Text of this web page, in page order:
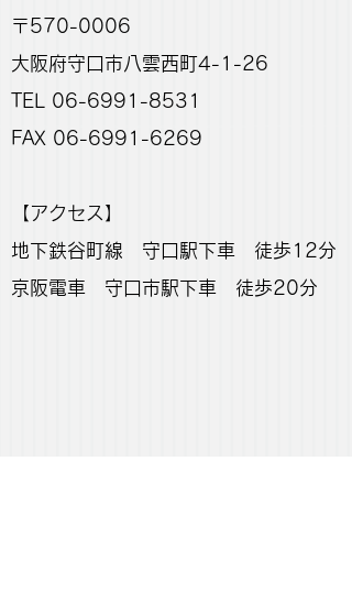
〒570-0006
大阪府守口市八雲西町4-1-26
TEL 06-6991-8531
FAX 06-6991-6269
【アクセス】
地下鉄谷町線 守口駅下車 徒歩12分
京阪電車 守口市駅下車 徒歩20分